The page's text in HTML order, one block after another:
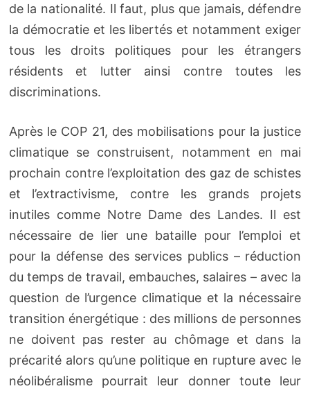
de la nationalité. Il faut, plus que jamais, défendre
la démocratie et les libertés et notamment exiger
tous les droits politiques pour les étrangers
résidents et lutter ainsi contre toutes les
discriminations.
Après le COP 21, des mobilisations pour la justice
climatique se construisent, notamment en mai
prochain contre l’exploitation des gaz de schistes
et l’extractivisme, contre les grands projets
inutiles comme Notre Dame des Landes. Il est
nécessaire de lier une bataille pour l’emploi et
pour la défense des services publics – réduction
du temps de travail, embauches, salaires – avec la
question de l’urgence climatique et la nécessaire
transition énergétique : des millions de personnes
ne doivent pas rester au chômage et dans la
précarité alors qu’une politique en rupture avec le
néolibéralisme pourrait leur donner toute leur